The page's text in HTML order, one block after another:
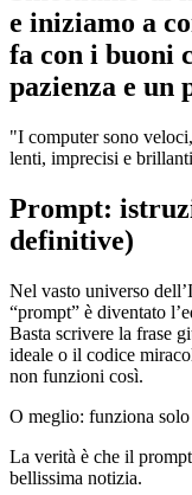
e iniziamo a
fa con i buoni
pazienza e un
"I computer sono
lenti, imprecisi e
Prompt:
definitive)
Nel vasto universo
“prompt” è diventato
Basta scrivere la frase
ideale o il codice
non funzioni così.
O meglio: funziona
La verità è che il
bellissima notizia.